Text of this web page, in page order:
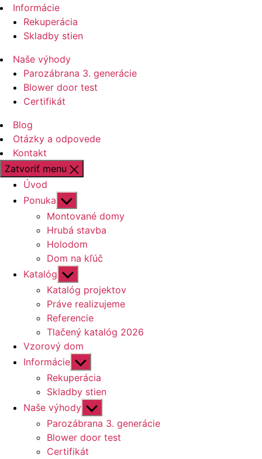
Informácie
Rekuperácia
Skladby stien
Naše výhody
Parozábrana 3. generácie
Blower door test
Certifikát
Blog
Otázky a odpovede
Kontakt
Zatvoriť menu
Úvod
Ponuka Zobraziť
druhú
úroveň
navigácie
Montované domy
Hrubá stavba
Holodom
Dom na kľúč
Katalóg Zobraziť
druhú
úroveň
navigácie
Katalóg projektov
Práve realizujeme
Referencie
Tlačený katalóg 2026
Vzorový dom
Informácie Zobraziť
druhú
úroveň
navigácie
Rekuperácia
Skladby stien
Naše výhody Zobraziť
druhú
úroveň
navigácie
Parozábrana 3. generácie
Blower door test
Certifikát